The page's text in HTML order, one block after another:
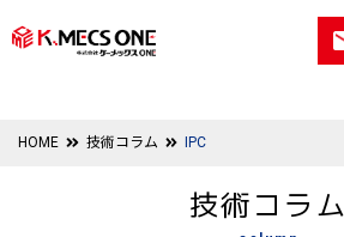
HOME 技術コラム IPC
技術コラム